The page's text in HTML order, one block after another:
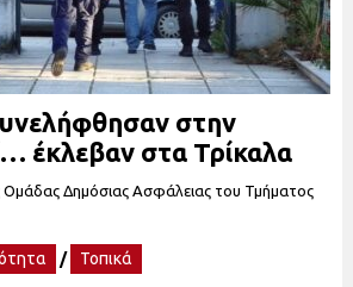
στην
έκλεβαν στα Τρίκαλα
Ομάδας Δημόσιας Ασφάλειας του Τμήματος
/ Τοπικά